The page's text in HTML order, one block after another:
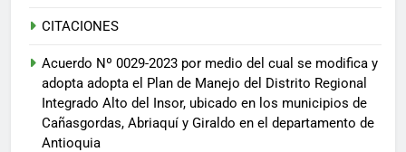
CITACIONES
Acuerdo Nº 0029-2023 por medio del cual se modifica y
adopta adopta el Plan de Manejo del Distrito Regional
Integrado Alto del Insor, ubicado en los municipios de
Cañasgordas, Abriaquí y Giraldo en el departamento de
Antioquia